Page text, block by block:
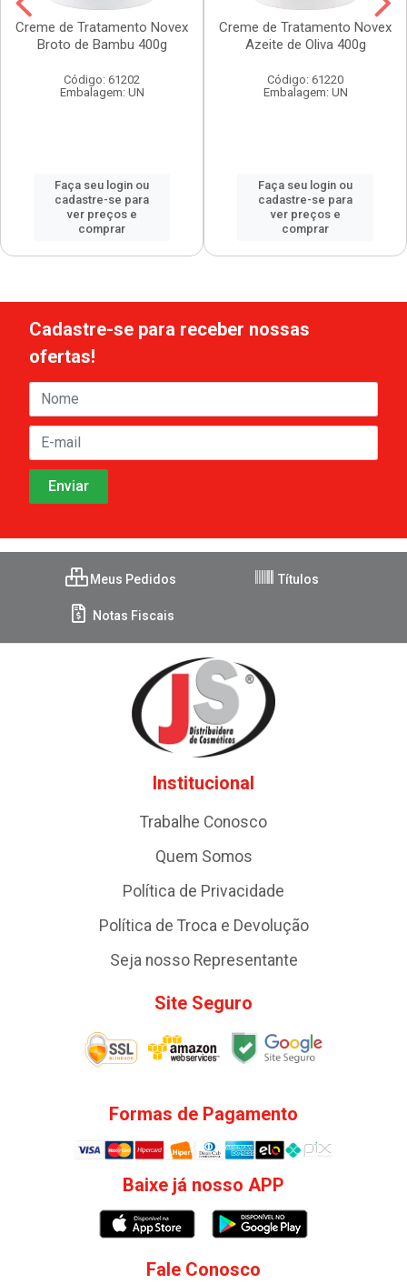
Creme de Tratamento Novex
Broto de Bambu 400g
Código: 61202
Embalagem: UN
Faça seu login ou
cadastre-se para
ver preços e
comprar
Creme de Tratamento Novex
Azeite de Oliva 400g
Código: 61220
Embalagem: UN
Faça seu login ou
cadastre-se para
ver preços e
comprar
Cadastre-se para receber nossas
ofertas!
Meus Pedidos Títulos
Notas Fiscais
Institucional
Trabalhe Conosco
Quem Somos
Política de Privacidade
Política de Troca e Devolução
Seja nosso Representante
Site Seguro
Formas de Pagamento
Baixe já nosso APP
Fale Conosco